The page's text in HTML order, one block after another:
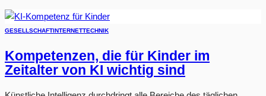
GESELLSCHAFTINTERNETTECHNIK
Kompetenzen, die für Kinder im
Zeitalter von KI wichtig sind